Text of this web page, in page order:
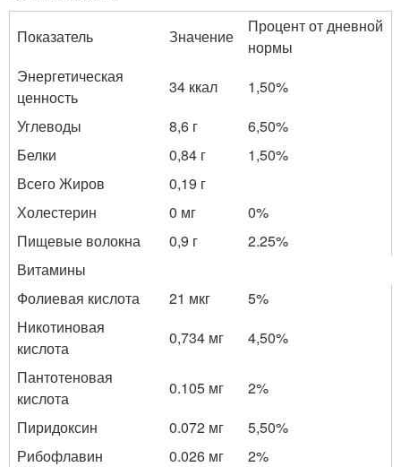
Показатель Значение
Процент от дневной
нормы
Энергетическая
ценность
34 ккал
1,50%
Углеводы
8,6 г
6,50%
Белки
0,84 г
1,50%
Всего Жиров
0,19 г
Холестерин
0 мг
0%
Пищевые волокна
0,9 г
2.25%
Витамины
Фолиевая кислота
21 мкг
5%
Никотиновая
кислота
0,734 мг
4,50%
Пантотеновая
кислота
0.105 мг
2%
Пиридоксин
0.072 мг
5,50%
Рибофлавин
0.026 мг
2%